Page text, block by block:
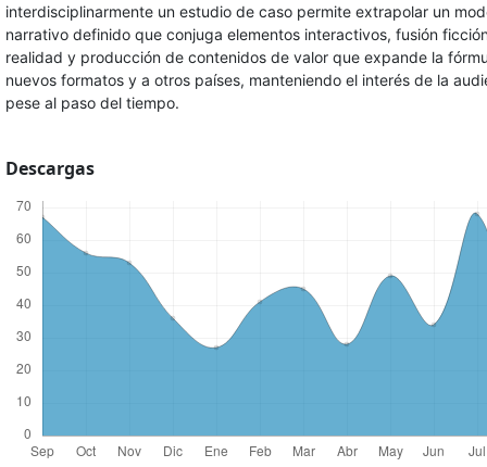
interdisciplinarmente un estudio de caso permite extrapolar un
narrativo definido que conjuga elementos interactivos, fusión
realidad y producción de contenidos de valor que expande la
nuevos formatos y a otros países, manteniendo el interés de la
pese al paso del tiempo.
Descargas